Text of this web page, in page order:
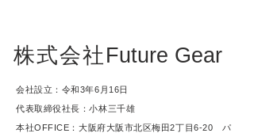
株式会社 Future Gear
​会社設立：令和3年6月16日
代表取締役社長：小林三千雄
本社OFFICE：大阪府大阪市北区梅田2丁目6-20 ​パ